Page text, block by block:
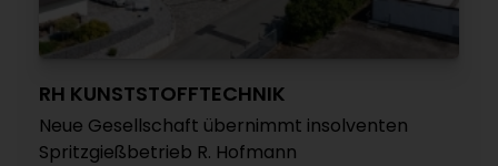
RH KUNSTSTOFFTECHNIK
Neue Gesellschaft übernimmt insolventen
Spritzgießbetrieb R. Hofmann